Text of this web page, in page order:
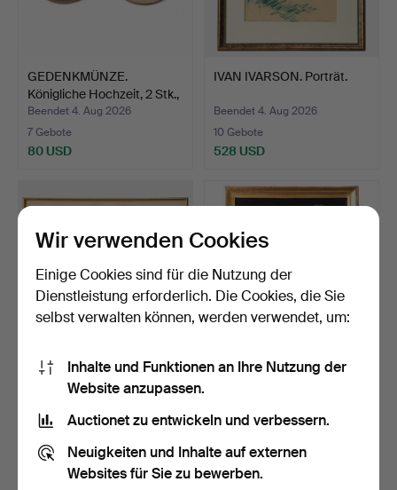
GEDENKMÜNZE.
Königliche Hochzeit, 2 Stk.,
…
Beendet 4. Aug 2026
7 Gebote
80 USD
IVAN IVARSON. Porträt.
Beendet 4. Aug 2026
10 Gebote
528 USD
MADELEINE PYK. Motiv
aus Paris.
6 Gebote
211 USD
OIDENTIFIERAD
276 USD
Wir verwenden Cookies
Einige Cookies sind für die Nutzung der
Dienstleistung erforderlich. Die Cookies, die Sie
selbst verwalten können, werden verwendet, um:
Inhalte und Funktionen an Ihre Nutzung der
Website anzupassen.
Auctionet zu entwickeln und verbessern.
Neuigkeiten und Inhalte auf externen
Websites für Sie zu bewerben.